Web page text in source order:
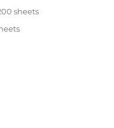
sheets